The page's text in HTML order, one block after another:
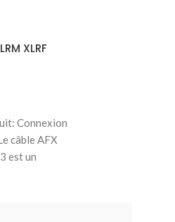
XLRF
Connexion
câble AFX
est un